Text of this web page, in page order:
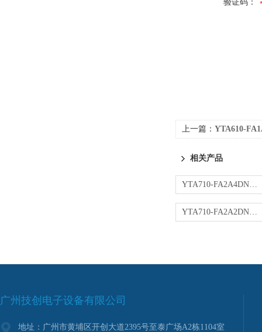
验证码：
上一篇： YTA610-
相关产品
YTA710-FA2A4DN变送器
YTA710-FA2A2DN变送器
广州技创电子设备有限公司
地址：广州市黄埔区开创大道2395号至泰广场A2栋1104室